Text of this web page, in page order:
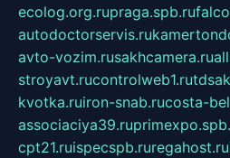
ecolog.org.rupraga.spb.ru
autodoctorservis.ru
avto-vozim.rusakhcamera.ru
stroyavt.rucontrolweb1.ru
kvotka.ruiron-snab.rucosta-
associaciya39.ru
cpt21.ruispecspb.ruregahost.ru